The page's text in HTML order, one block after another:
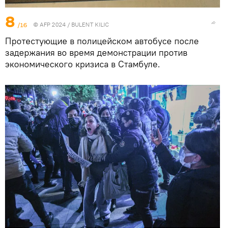
8 /16 © AFP 2024 / BULENT KILIC
Протестующие в полицейском автобусе после
задержания во время демонстрации против
экономического кризиса в Стамбуле.